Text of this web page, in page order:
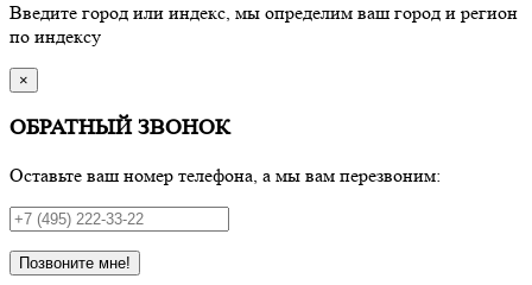
Введите город или индекс, мы определим ваш город и регион
по индексу
×
ОБРАТНЫЙ ЗВОНОК
Оставьте ваш номер телефона, а мы вам перезвоним:
Позвоните мне!